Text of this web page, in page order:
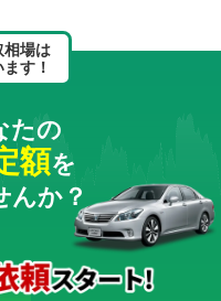
相場は
す！
たの
額を
んか？